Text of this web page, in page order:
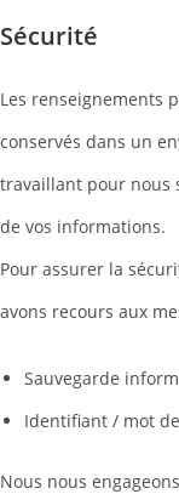
Sécurité
Les renseignements
conservés dans un
travaillant pour nous
de vos informations.
Pour assurer la
avons recours aux
Sauvegarde
Identifiant / mot
Nous nous